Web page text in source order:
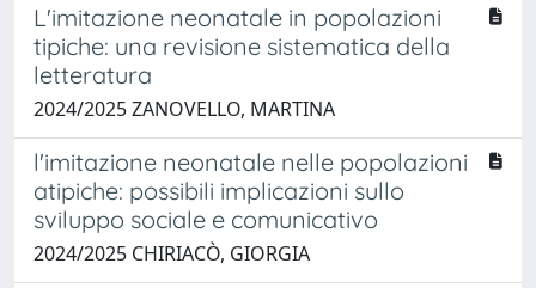
L'imitazione neonatale in popolazioni
tipiche: una revisione sistematica della
letteratura
2024/2025 ZANOVELLO, MARTINA
l'imitazione neonatale nelle popolazioni
atipiche: possibili implicazioni sullo
sviluppo sociale e comunicativo
2024/2025 CHIRIACÒ, GIORGIA